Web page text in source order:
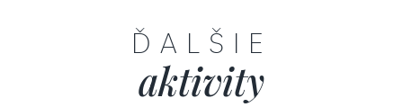
ĎALŠIE
aktivity